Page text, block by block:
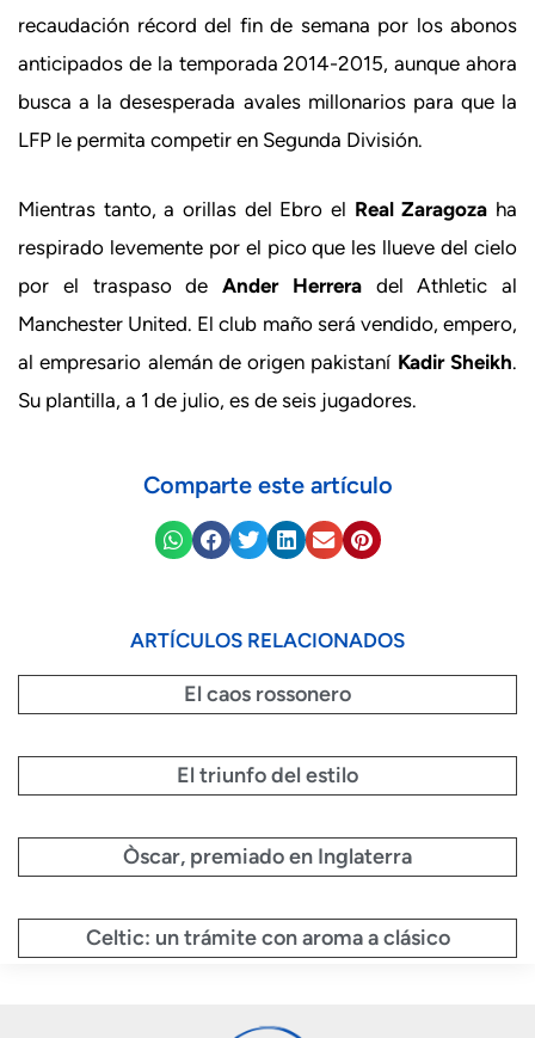
recaudación récord del fin de semana por los abonos
anticipados de la temporada 2014-2015, aunque ahora
busca a la desesperada avales millonarios para que la
LFP le permita competir en Segunda División.
Mientras tanto, a orillas del Ebro el Real Zaragoza ha
respirado levemente por el pico que les llueve del cielo
por el traspaso de Ander Herreradel Athletic al
Manchester United. El club maño será vendido, empero,
al empresario alemán de origen pakistaní Kadir Sheikh.
Su plantilla, a 1 de julio, es de seis jugadores.
Comparte este artículo
ARTÍCULOS RELACIONADOS
El caos rossonero
El triunfo del estilo
Òscar, premiado en Inglaterra
Celtic: un trámite con aroma a clásico